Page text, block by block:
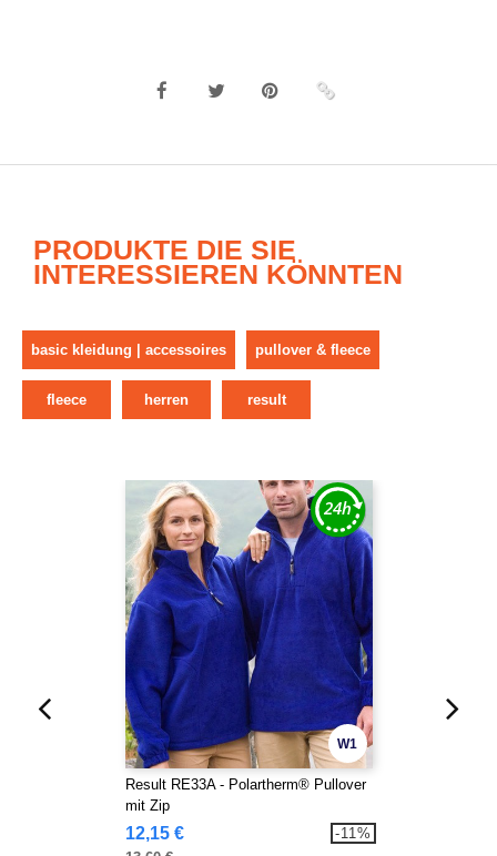
PRODUKTE DIE SIE
INTERESSIEREN KÖNNTEN
basic kleidung | accessoires pullover & fleece
fleece herren result
W1
Result RE33A - Polartherm® Pullover
mit Zip
12,15 € -11%